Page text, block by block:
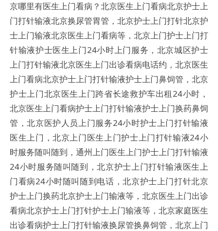
京哪里有医生上门看病？北京医生上门看病北京护士上
门打针输液北京换尿管胃管，北京护士上门打针北京护
士上门输液北京医生上门看病等，北京上门护士上门打
针输液护士医生上门24小时上门服务，北京城区护士
上门打针输液北京医生上门出诊看病电话约，北京医生
上门看病北京护士上门打针输液护士上门鼻饲管，北京
护士上门北京医生上门跨省长途救护车出租24小时，
北京医生上门看病护士上门打针输液护士上门换药鼻饲
管，北京医护人员上门服务24小时护士上门打针输液
医生上门，北京上门医生上门护士上门打针输液24小
时服务随叫随到，通州上门医生上门护士上门打针输液
24小时服务随叫随到，北京护士上门打针输液医生上
门看病24小时随叫随到电话，北京护士上门打针北京
护士上门换药北京护士上门输液等，北京医生上门出诊
看病北京护士上门打针护士上门输液等，北京家庭医生
出诊看病护士上门打针输液换尿管换鼻饲管，北京上门